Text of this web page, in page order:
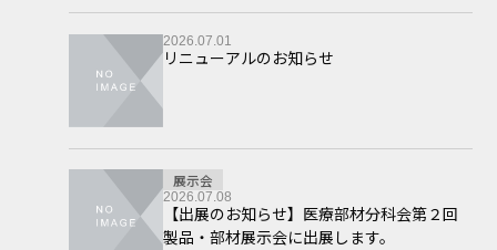
2026.07.01
リニューアルのお知らせ
展示会
2026.07.08
【出展のお知らせ】医療部材分科会第２回
製品・部材展示会に出展します。